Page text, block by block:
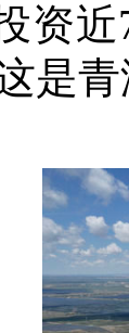
资近
是